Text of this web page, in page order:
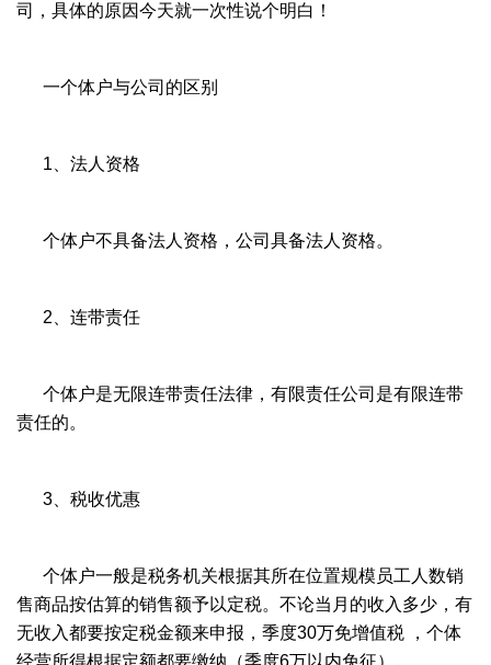
司，具体的原因今天就一次性说个明白！
一个体户与公司的区别
1、法人资格
个体户不具备法人资格，公司具备法人资格。
2、连带责任
个体户是无限连带责任法律，有限责任公司是有限连带
责任的。
3、税收优惠
个体户一般是税务机关根据其所在位置规模员工人数销
售商品按估算的销售额予以定税。不论当月的收入多少，有
无收入都要按定税金额来申报，季度30万免增值税 ，个体
经营所得根据定额都要缴纳（季度6万以内免征）。